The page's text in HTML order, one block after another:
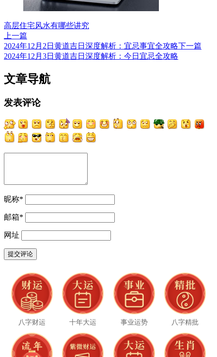
高层住宅风水有哪些讲究
上一篇
2024年12月2日黄道吉日深度解析：宜忌事宜全攻略下一篇
2024年12月3日黄道吉日深度解析：今日宜忌全攻略
文章导航
发表评论
昵称*
邮箱*
网址
八字财运 十年大运 事业运势 八字精批